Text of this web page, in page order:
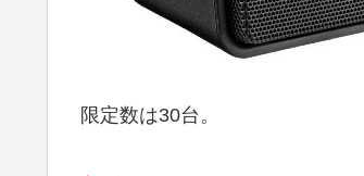
限定数は30台。